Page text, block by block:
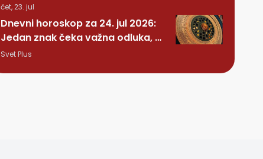
čet, 23. jul
Dnevni horoskop za 24. jul 2026:
Jedan znak čeka važna odluka, a
nekome stiže iznenađenje
Svet Plus